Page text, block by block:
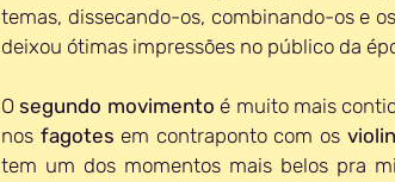
temas, dissecando-os, combinando-os e
deixou ótimas impressões no público da
O segundo movimento é muito mais
nos fagotes em contraponto com os